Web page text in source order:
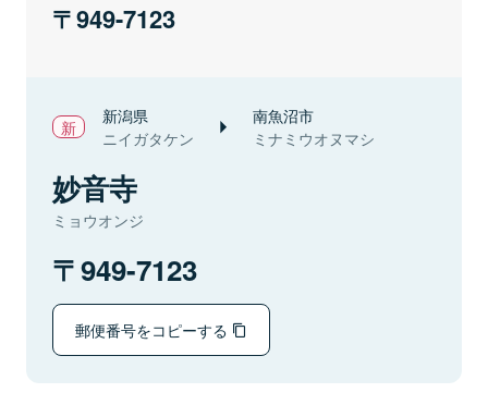
949-7123
新潟県
ニイガタケン
南魚沼市
ミナミウオヌマシ
妙音寺
ミョウオンジ
949-7123
郵便番号をコピーする